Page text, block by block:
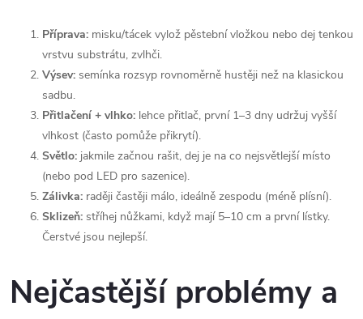
Příprava: misku/tácek vylož pěstební vložkou nebo dej tenkou
vrstvu substrátu, zvlhči.
Výsev: semínka rozsyp rovnoměrně hustěji než na klasickou
sadbu.
Přitlačení + vlhko: lehce přitlač, první 1–3 dny udržuj vyšší
vlhkost (často pomůže přikrytí).
Světlo: jakmile začnou rašit, dej je na co nejsvětlejší místo
(nebo pod LED pro sazenice).
Zálivka: raději častěji málo, ideálně zespodu (méně plísní).
Sklizeň: stříhej nůžkami, když mají 5–10 cm a první lístky.
Čerstvé jsou nejlepší.
Nejčastější problémy a